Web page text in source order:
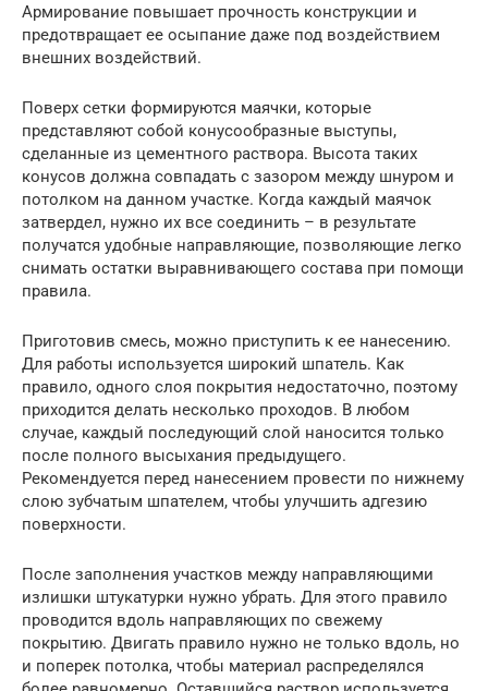
Армирование повышает прочность конструкции и
предотвращает ее осыпание даже под воздействием
внешних воздействий.
Поверх сетки формируются маячки, которые
представляют собой конусообразные выступы,
сделанные из цементного раствора. Высота таких
конусов должна совпадать с зазором между шнуром и
потолком на данном участке. Когда каждый маячок
затвердел, нужно их все соединить – в результате
получатся удобные направляющие, позволяющие легко
снимать остатки выравнивающего состава при помощи
правила.
Приготовив смесь, можно приступить к ее нанесению.
Для работы используется широкий шпатель. Как
правило, одного слоя покрытия недостаточно, поэтому
приходится делать несколько проходов. В любом
случае, каждый последующий слой наносится только
после полного высыхания предыдущего.
Рекомендуется перед нанесением провести по нижнему
слою зубчатым шпателем, чтобы улучшить адгезию
поверхности.
После заполнения участков между направляющими
излишки штукатурки нужно убрать. Для этого правило
проводится вдоль направляющих по свежему
покрытию. Двигать правило нужно не только вдоль, но
и поперек потолка, чтобы материал распределялся